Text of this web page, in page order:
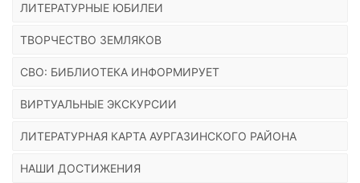
ЛИТЕРАТУРНЫЕ ЮБИЛЕИ
ТВОРЧЕСТВО ЗЕМЛЯКОВ
СВО: БИБЛИОТЕКА ИНФОРМИРУЕТ
ВИРТУАЛЬНЫЕ ЭКСКУРСИИ
ЛИТЕРАТУРНАЯ КАРТА АУРГАЗИНСКОГО РАЙОНА
НАШИ ДОСТИЖЕНИЯ